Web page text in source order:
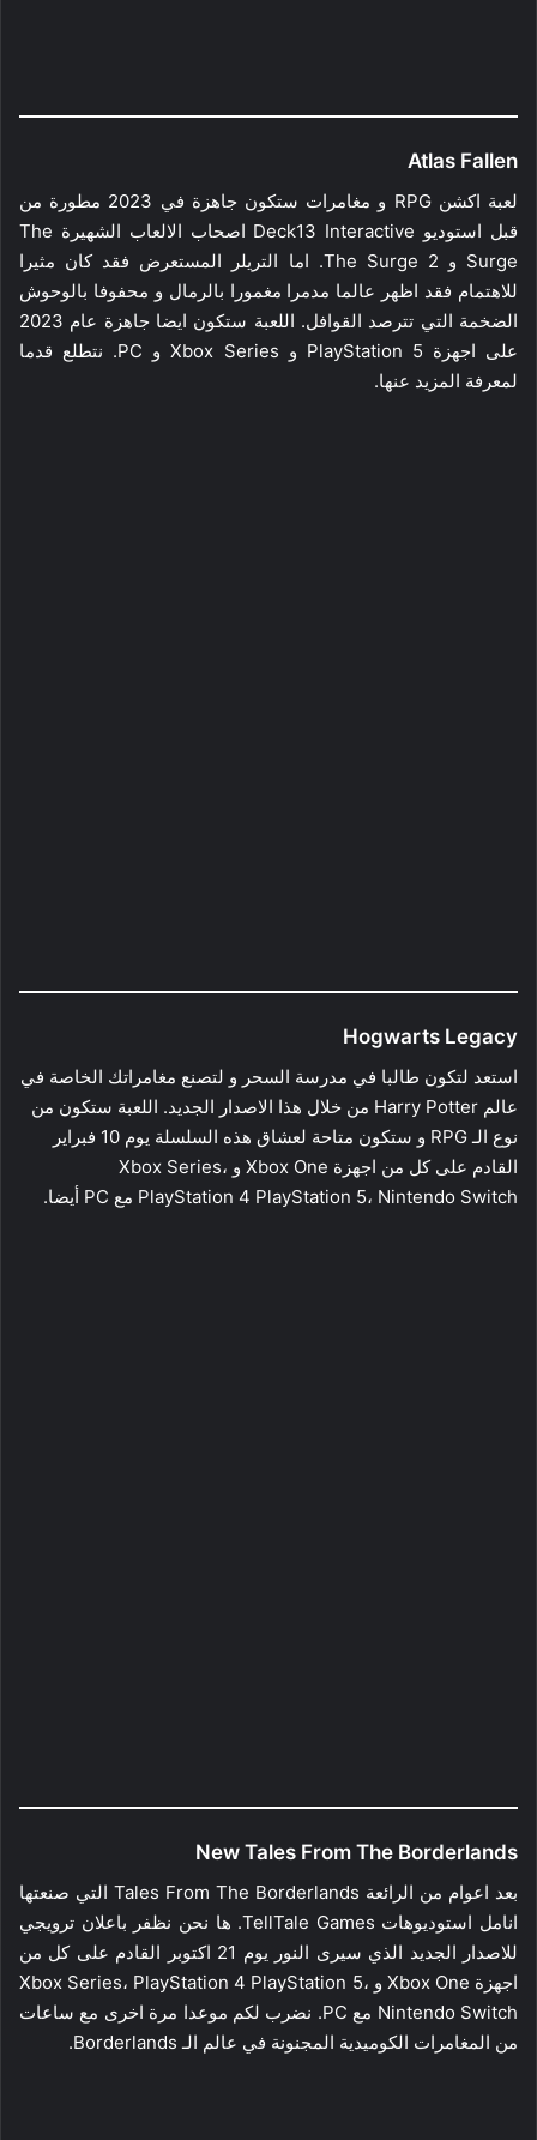
Atlas Fallen
لعبة اكشن RPG و مغامرات ستكون جاهزة في 2023 مطورة من
قبل استوديو Deck13 Interactive اصحاب الالعاب الشهيرة The
Surge و The Surge 2. اما التريلر المستعرض فقد كان مثيرا
للاهتمام فقد اظهر عالما مدمرا مغمورا بالرمال و محفوفا بالوحوش
الضخمة التي تترصد القوافل. اللعبة ستكون ايضا جاهزة عام 2023
على اجهزة PlayStation 5 و Xbox Series و PC. نتطلع قدما
لمعرفة المزيد عنها.
Hogwarts Legacy
استعد لتكون طالبا في مدرسة السحر و لتصنع مغامراتك الخاصة في
عالم Harry Potter من خلال هذا الاصدار الجديد. اللعبة ستكون من
نوع الـ RPG و ستكون متاحة لعشاق هذه السلسلة يوم 10 فبراير
القادم على كل من اجهزة Xbox One و Xbox Series،
PlayStation 4 PlayStation 5، Nintendo Switch مع PC أيضا.
New Tales From The Borderlands
بعد اعوام من الرائعة Tales From The Borderlands التي صنعتها
انامل استوديوهات TellTale Games. ها نحن نظفر باعلان ترويجي
للاصدار الجديد الذي سيرى النور يوم 21 اكتوبر القادم على كل من
اجهزة Xbox One و Xbox Series، PlayStation 4 PlayStation 5،
Nintendo Switch مع PC. نضرب لكم موعدا مرة اخرى مع ساعات
من المغامرات الكوميدية المجنونة في عالم الـ Borderlands.